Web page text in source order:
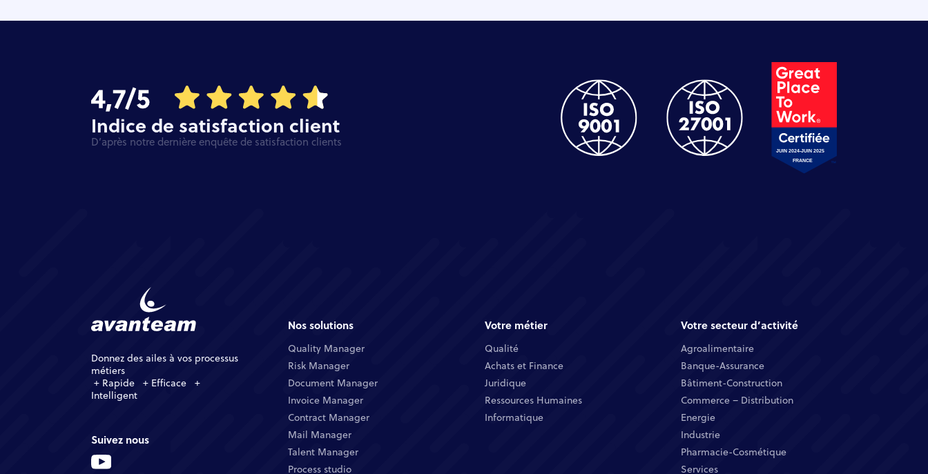
Indice de satisfaction client
D’après notre dernière enquête de satisfaction clients
Donnez des ailes à vos processus
métiers
+ Rapide + Efficace +
Intelligent
Suivez nous
Nos solutions
Quality Manager​
Risk Manager​
Document Manager​
Invoice Manager​
Contract Manager​
Mail Manager​
Talent Manager​
Process studio
Votre métier
Qualité​
Achats et Finance ​
Juridique​​
Ressources Humaines​
Informatique ​
Votre secteur d’activité
Agroalimentaire
Banque-Assurance​
Bâtiment-Construction
Commerce – Distribution​
Energie​
Industrie​
Pharmacie-Cosmétique​
Services​